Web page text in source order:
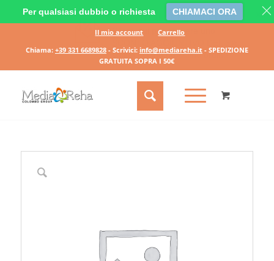
Il mio account
Carrello
Chiama: +39 331 6689828- Scrivici: info@mediareha.it- SPEDIZIONE
GRATUITA SOPRA I 50€
Per qualsiasi dubbio o richiesta CHIAMACI ORA